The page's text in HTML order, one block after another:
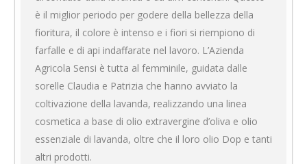
è il miglior periodo per godere della bellezza della
fioritura, il colore è intenso e i fiori si riempiono di
farfalle e di api indaffarate nel lavoro. L’Azienda
Agricola Sensi è tutta al femminile, guidata dalle
sorelle Claudia e Patrizia che hanno avviato la
coltivazione della lavanda, realizzando una linea
cosmetica a base di olio extravergine d’oliva e olio
essenziale di lavanda, oltre che il loro olio Dop e tanti
altri prodotti.